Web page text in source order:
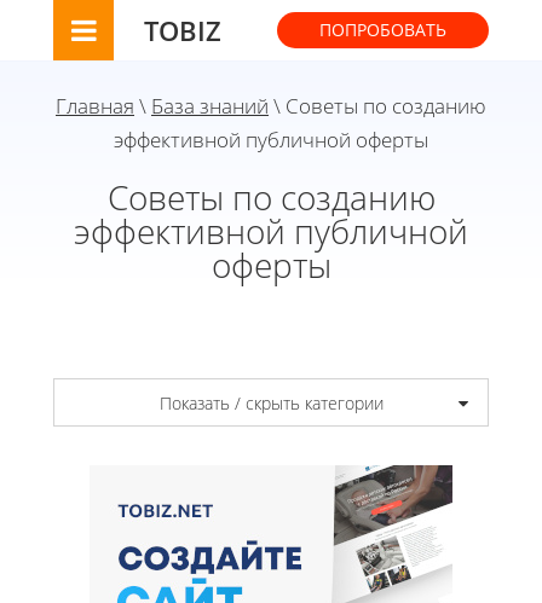
TOBIZ ПОПРОБОВАТЬ
Главная \ База знаний \ Советы по созданию
эффективной публичной оферты
Советы по созданию
эффективной публичной
оферты
Показать / скрыть категории